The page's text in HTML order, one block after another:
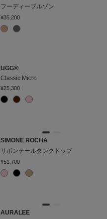
フーディーブルゾン
¥35,200
UGG®
Classic Micro
¥25,300
SIMONE ROCHA
リボンテールタンクトップ
¥51,700
AURALEE